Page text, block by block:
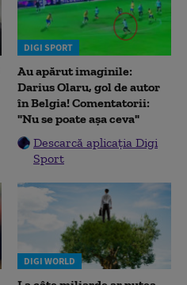
DIGI SPORT
Au apărut imaginile:
Darius Olaru, gol de autor
în Belgia! Comentatorii:
"Nu se poate așa ceva"
Descarcă aplicația Digi
Sport
DIGI WORLD